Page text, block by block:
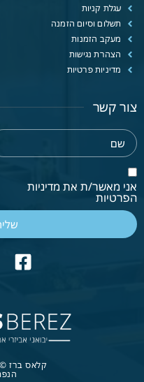
עגלת קניות
תשלום וסיום הזמנה
מעקב הזמנות
הצהרת נגישות
מדיניות פרטיות
צור קשר
אני מאשר/ת את מדיניות
הפרטיות
קלאס ברז ©
הנפח 7